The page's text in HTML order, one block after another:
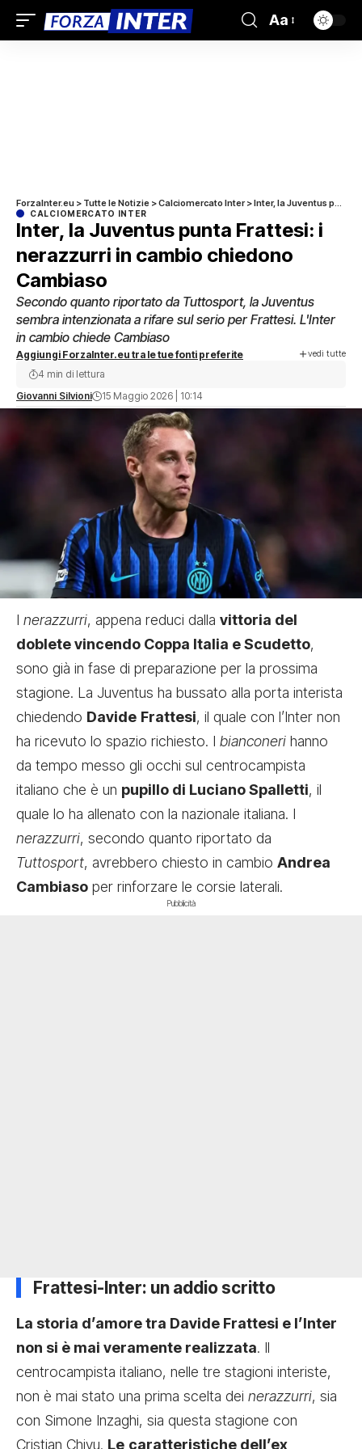
Aa
ForzaInter.eu > Tutte le Notizie >Calciomercato Inter>Inter, la Juventus punta Frattesi: i nerazzurri in cambio chiedono Cambiaso
CALCIOMERCATO INTER
Inter, la Juventus punta Frattesi: i
nerazzurri in cambio chiedono
Cambiaso
Secondo quanto riportato da Tuttosport, la Juventus
sembra intenzionata a rifare sul serio per Frattesi. L'Inter
in cambio chiede Cambiaso
Aggiungi ForzaInter.eu tra le tue fonti preferite vedi tutte
Giovanni Silvioni 15 Maggio 2026 | 10:14
4 min di lettura
I nerazzurri, appena reduci dalla vittoria del
doblete vincendo Coppa Italia e Scudetto,
sono già in fase di preparazione per la prossima
stagione. La Juventus ha bussato alla porta interista
chiedendo Davide Frattesi, il quale con l’Inter non
ha ricevuto lo spazio richiesto. I bianconeri hanno
da tempo messo gli occhi sul centrocampista
italiano che è un pupillo di Luciano Spalletti, il
quale lo ha allenato con la nazionale italiana. I
nerazzurri, secondo quanto riportato da
Tuttosport, avrebbero chiesto in cambio Andrea
Cambiaso per rinforzare le corsie laterali.
Pubblicità
Frattesi-Inter: un addio scritto
La storia d’amore tra Davide Frattesi e l’Inter
non si è mai veramente realizzata. Il
centrocampista italiano, nelle tre stagioni interiste,
non è mai stato una prima scelta dei nerazzurri, sia
con Simone Inzaghi, sia questa stagione con
Cristian Chivu. Le caratteristiche dell’ex